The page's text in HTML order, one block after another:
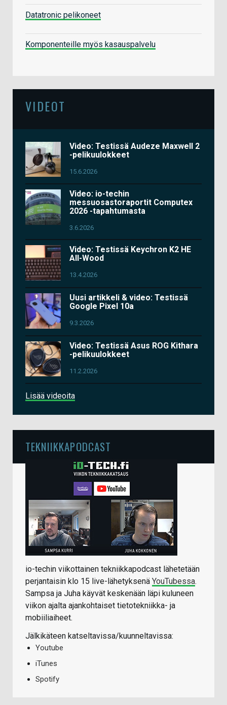
Datatronic pelikoneet
Komponenteille myös kasauspalvelu
VIDEOT
Video: Testissä Audeze Maxwell 2
-pelikuulokkeet
15.6.2026
Video: io-techin
messuosastoraportit Computex
2026 -tapahtumasta
3.6.2026
Video: Testissä Keychron K2 HE
All-Wood
13.4.2026
Uusi artikkeli & video: Testissä
Google Pixel 10a
9.3.2026
Video: Testissä Asus ROG Kithara
-pelikuulokkeet
11.2.2026
Lisää videoita
TEKNIIKKAPODCAST
io-techin viikottainen tekniikkapodcast lähetetään
perjantaisin klo 15 live-lähetyksenä YouTubessa.
Sampsa ja Juha käyvät keskenään läpi kuluneen
viikon ajalta ajankohtaiset tietotekniikka- ja
mobiiliaiheet.
Jälkikäteen katseltavissa/kuunneltavissa:
Youtube
iTunes
Spotify